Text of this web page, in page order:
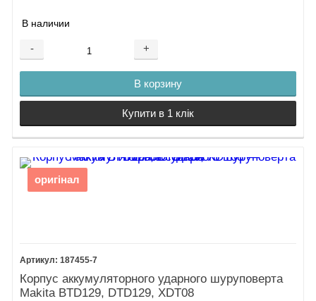
В наличии
- +
В корзину
Купити в 1 клік
оригінал
187455-7
Корпус аккумуляторного ударного шуруповерта
Makita BTD129, DTD129, XDT08